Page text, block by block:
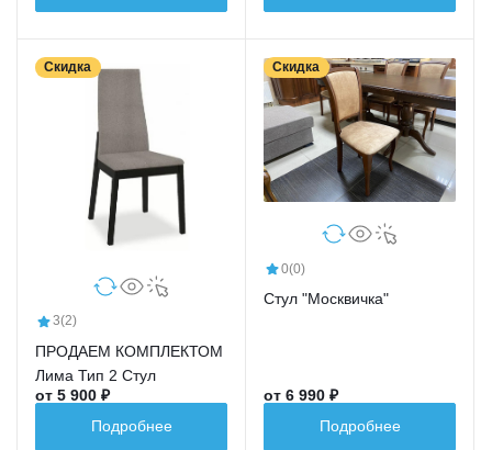
Скидка
3(2)
ПРОДАЕМ КОМПЛЕКТОМ
Лима Тип 2 Стул
от 5 900 ₽
Подробнее
Скидка
0(0)
Стул "Москвичка"
от 6 990 ₽
Подробнее